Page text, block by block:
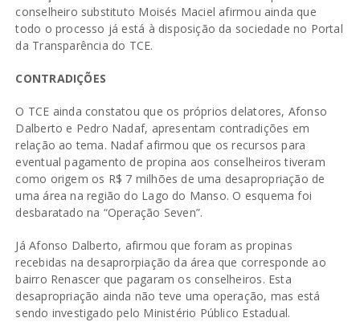
conselheiro substituto Moisés Maciel afirmou ainda que
todo o processo já está à disposição da sociedade no Portal
da Transparência do TCE.
CONTRADIÇÕES
O TCE ainda constatou que os próprios delatores, Afonso
Dalberto e Pedro Nadaf, apresentam contradições em
relação ao tema. Nadaf afirmou que os recursos para
eventual pagamento de propina aos conselheiros tiveram
como origem os R$ 7 milhões de uma desapropriação de
uma área na região do Lago do Manso. O esquema foi
desbaratado na “Operação Seven”.
Já Afonso Dalberto, afirmou que foram as propinas
recebidas na desaprorpiação da área que corresponde ao
bairro Renascer que pagaram os conselheiros. Esta
desapropriação ainda não teve uma operação, mas está
sendo investigado pelo Ministério Público Estadual.